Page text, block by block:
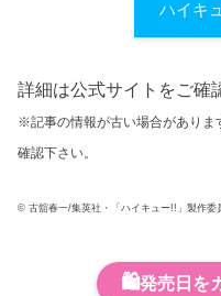
ハイキ
詳細は公式サイトをご確
※記事の情報が古い場合がありま
確認下さい。
© 古舘春一/集英社・「ハイキュー!!」製作委
🛍️発売日を